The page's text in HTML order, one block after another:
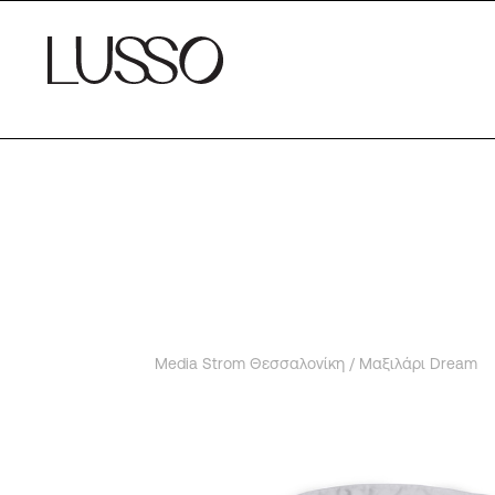
Media Strom Θεσσαλονίκη / Μαξιλάρι Dream